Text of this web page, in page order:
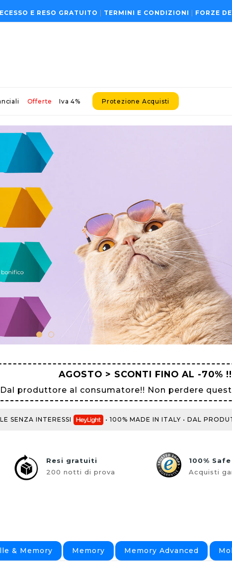
E RESO GRATUITO TERMINI E CONDIZIONI FORZE
Offerte Iva 4% Protezione Acquisti
AGOSTO > SCONTI FINO AL -70%
Dal produttore al consumatore!! Non perdere
INTERESSI • 100% MADE IN ITALY • DAL
Resi gratuiti
200 notti di prova
100% Safe
Acquisti
& Memory Memory Memory Advanced